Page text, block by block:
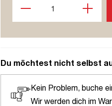
Du möchtest nicht selbst
Kein Problem, buche
Wir werden dich im